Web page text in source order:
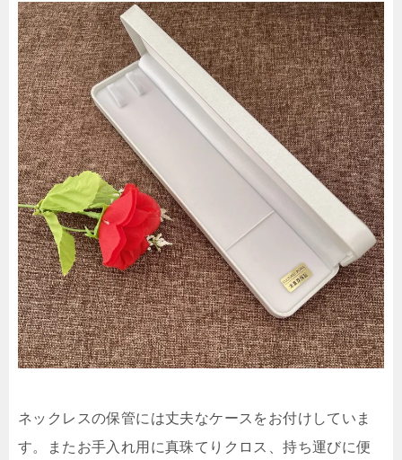
ネックレスの保管には丈夫なケースをお付けしていま
す。またお手入れ用に真珠てりクロス、持ち運びに便